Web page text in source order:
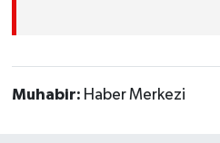
Muhabir: Haber Merkezi